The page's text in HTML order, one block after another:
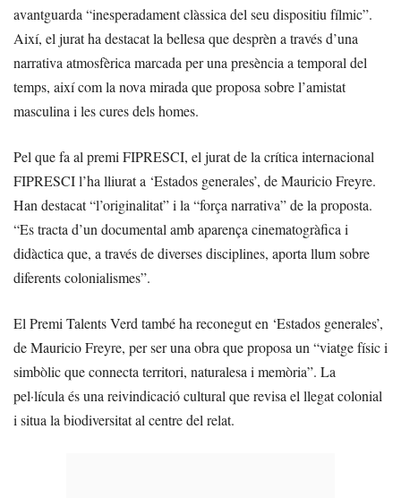
avantguarda “inesperadament clàssica del seu dispositiu fílmic”.
Així, el jurat ha destacat la bellesa que desprèn a través d’una
narrativa atmosfèrica marcada per una presència a temporal del
temps, així com la nova mirada que proposa sobre l’amistat
masculina i les cures dels homes.
Pel que fa al premi FIPRESCI, el jurat de la crítica internacional
FIPRESCI l’ha lliurat a ‘Estados generales’, de Mauricio Freyre.
Han destacat “l’originalitat” i la “força narrativa” de la proposta.
“Es tracta d’un documental amb aparença cinematogràfica i
didàctica que, a través de diverses disciplines, aporta llum sobre
diferents colonialismes”.
El Premi Talents Verd també ha reconegut en ‘Estados generales’,
de Mauricio Freyre, per ser una obra que proposa un “viatge físic i
simbòlic que connecta territori, naturalesa i memòria”. La
pel·lícula és una reivindicació cultural que revisa el llegat colonial
i situa la biodiversitat al centre del relat.